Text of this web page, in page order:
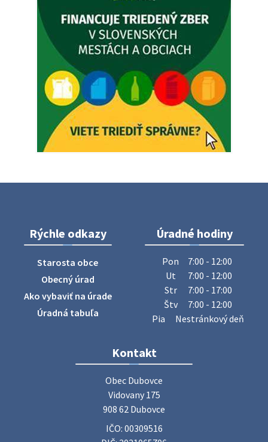
Zajtrajší zvoz odpadu
Vážený občan, zajtra 5. 8. sa bude zvážať komunálny odpad.
4. augusta 2026 15:30
Dnešný zvoz odpadu
Vážený občan, dnes 5. 8. sa zváža komunálny odpad.
5. augusta 2026 05:00
ZBER ŽELEZA
Obecný úrad oznamuje občanom, že v stredu 29. júla 2026
sa v našej obci uskutoční zber železa. Pracovníci Obecného
úradu budú od 8.00 hod. prechádzať obcou a zbierať
železný odpad …
27. júla 2026 06:31
Zájazd do Veľkého Medera
Základná organizácia Únie žien Slovenska Dubovce
srdečne pozýva svoje členky, ich rodinných príslušníkov aj
priateľov na jednodňový zájazd na termálne kúpalisko
Rýchle odkazy
Starosta obce
Obecný úrad
Ako vybaviť na úrade
Úradná tabuľa
Úradné hodiny
Pon
7:00 - 12:00
Ut
7:00 - 12:00
Str
7:00 - 17:00
Štv
7:00 - 12:00
Pia
Nestránkový deň
Kontakt
Obec Dubovce
Vidovany 175
908 62 Dubovce
IČO: 00309516